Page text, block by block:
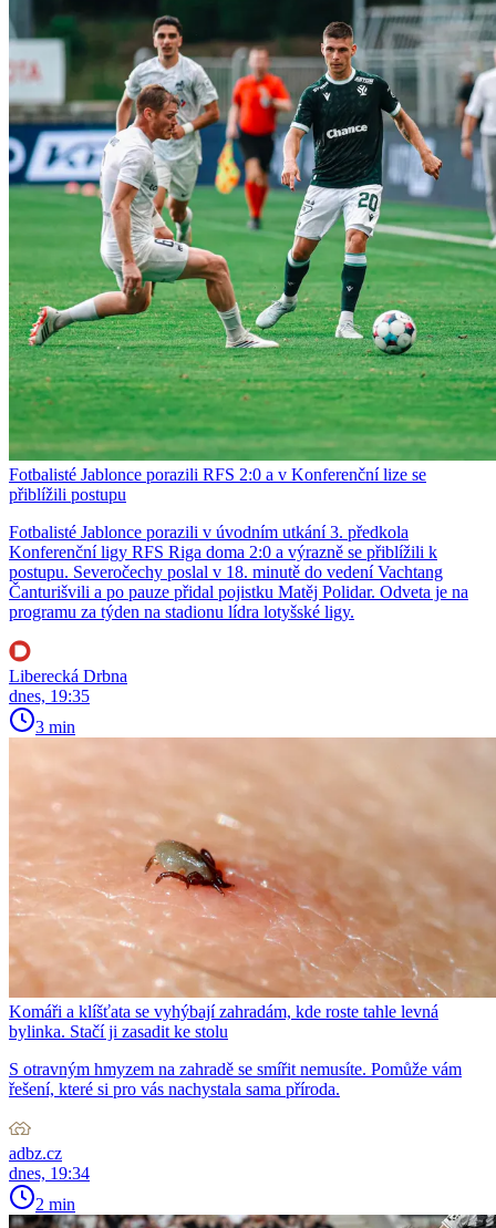
Fotbalisté Jablonce porazili RFS 2:0 a v Konferenční lize se
přiblížili postupu
Fotbalisté Jablonce porazili v úvodním utkání 3. předkola
Konferenční ligy RFS Riga doma 2:0 a výrazně se přiblížili k
postupu. Severočechy poslal v 18. minutě do vedení Vachtang
Čanturišvili a po pauze přidal pojistku Matěj Polidar. Odveta je na
programu za týden na stadionu lídra lotyšské ligy.
Liberecká Drbna
dnes, 19:35
3 min
Komáři a klíšťata se vyhýbají zahradám, kde roste tahle levná
bylinka. Stačí ji zasadit ke stolu
S otravným hmyzem na zahradě se smířit nemusíte. Pomůže vám
řešení, které si pro vás nachystala sama příroda.
adbz.cz
dnes, 19:34
2 min